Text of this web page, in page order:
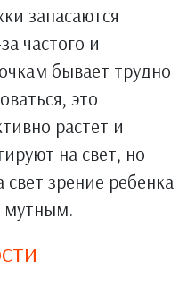
запасаются
частого и
бывает трудно
это
растет и
на свет, но
зрение ребенка
мутным.